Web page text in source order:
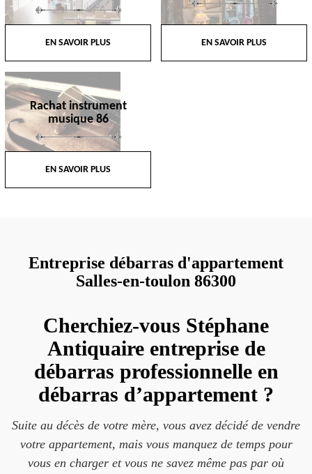
EN SAVOIR PLUS EN SAVOIR PLUS
Rachat instrument
musique 86
EN SAVOIR PLUS
Entreprise débarras d'appartement
Salles-en-toulon 86300
Cherchiez-vous Stéphane
Antiquaire entreprise de
débarras professionnelle en
débarras d’appartement ?
Suite au décès de votre mère, vous avez décidé de vendre
votre appartement, mais vous manquez de temps pour
vous en charger et vous ne savez même pas par où